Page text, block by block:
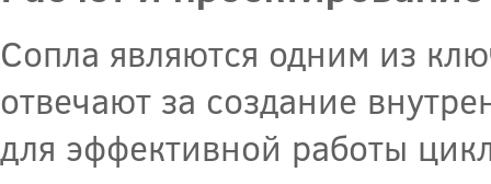
Сопла являются одним из
отвечают за создание
для эффективной работы